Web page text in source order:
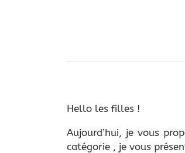
Hello les filles !
Aujourd’hui, je vous
catégorie , je vous